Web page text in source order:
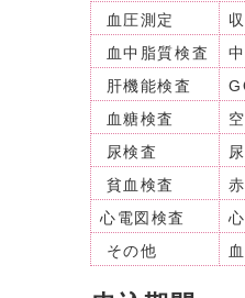
血圧測定
血中脂質検査
肝機能検査
血糖検査
尿検査
貧血検査
心電図検査
その他